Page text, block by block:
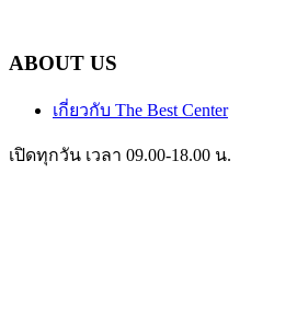
ABOUT US
เกี่ยวกับ The Best Center
เปิดทุกวัน เวลา 09.00-18.00 น.